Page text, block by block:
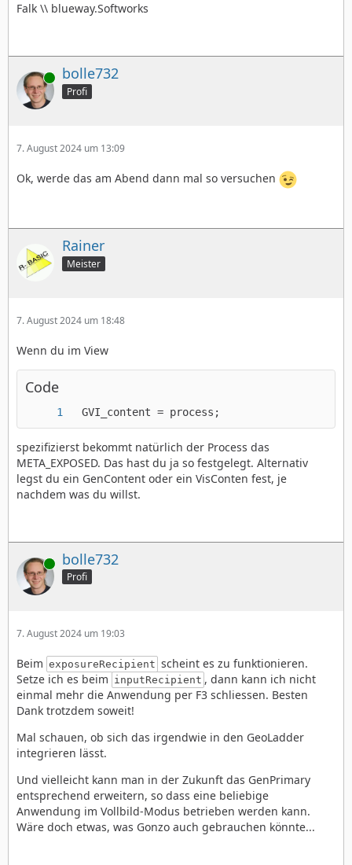
Falk \\ blueway.Softworks
Online bolle732
Profi
7. August 2024 um 13:09
Ok, werde das am Abend dann mal so versuchen
Rainer
Meister
7. August 2024 um 18:48
Wenn du im View
Code
  GVI_content = process;
spezifizierst bekommt natürlich der Process das
META_EXPOSED. Das hast du ja so festgelegt. Alternativ
legst du ein GenContent oder ein VisConten fest, je
nachdem was du willst.
Online bolle732
Profi
7. August 2024 um 19:03
Beim exposureRecipient scheint es zu funktionieren.
Setze ich es beim inputRecipient , dann kann ich nicht
einmal mehr die Anwendung per F3 schliessen. Besten
Dank trotzdem soweit!
Mal schauen, ob sich das irgendwie in den GeoLadder
integrieren lässt.
Und vielleicht kann man in der Zukunft das GenPrimary
entsprechend erweitern, so dass eine beliebige
Anwendung im Vollbild-Modus betrieben werden kann.
Wäre doch etwas, was Gonzo auch gebrauchen könnte...